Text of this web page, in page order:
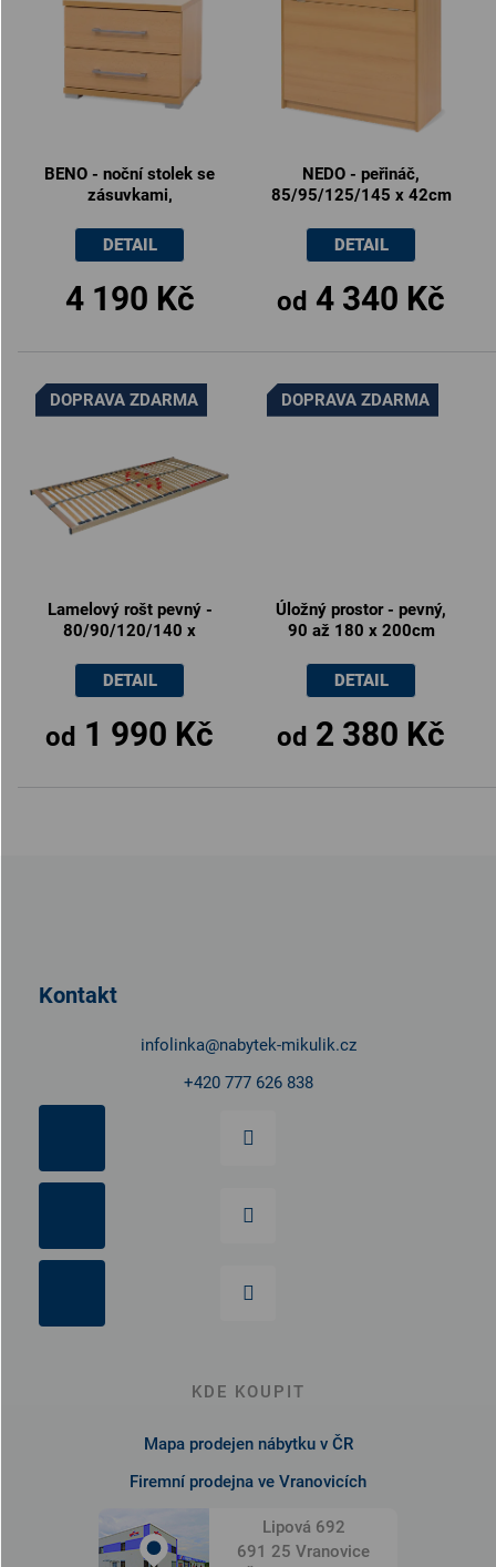
BENO - noční stolek se
zásuvkami,
4 190 Kč
DETAIL
NEDO - peřináč,
85/95/125/145 x 42cm
od 4 340 Kč
DETAIL
DOPRAVA ZDARMA
Lamelový rošt pevný -
80/90/120/140 x
od 1 990 Kč
DETAIL
DOPRAVA ZDARMA
Úložný prostor - pevný,
90 až 180 x 200cm
od 2 380 Kč
DETAIL
Kontakt
infolinka@nabytek-mikulik.cz
+420 777 626 838
KDE KOUPIT
Mapa prodejen nábytku v ČR
Firemní prodejna ve Vranovicích
Lipová 692
691 25 Vranovice